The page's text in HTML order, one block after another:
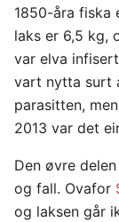
1850-åra fiska
laks er 6,5 kg,
var elva
vart nytta surt
parasitten,
2013 var det
Den øvre
og fall. Ovafor
og laksen går